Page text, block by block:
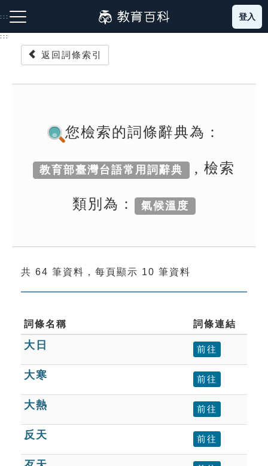
到
主
:::
成語故事
索引選單
單字索引
生命大百科索引
遊戲專區
教學應用
貓頭鷹博士
登入
:::
返回詞條索引
您檢索的詞條辭典為：
教育部臺灣台語常用詞辭典 , 檢索
類別為： 氣候溫度
共 64 筆資料，每頁顯示 10 筆資料
詞條名稱 詞條連結
大日 前往
大寒 前往
大熱 前往
反天 前往